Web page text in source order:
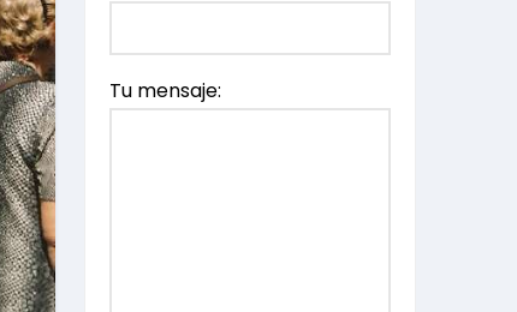
Tu mensaje: